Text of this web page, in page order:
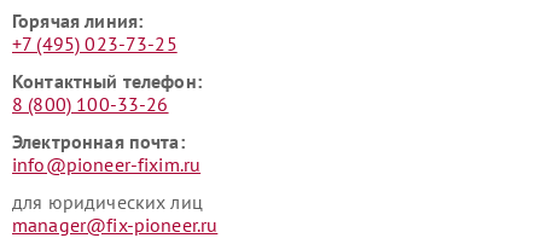
Горячая линия:
+7 (495) 023-73-25
Контактный телефон:
8 (800) 100-33-26
Электронная почта:
info@pioneer-fixim.ru
для юридических лиц
manager@fix-pioneer.ru